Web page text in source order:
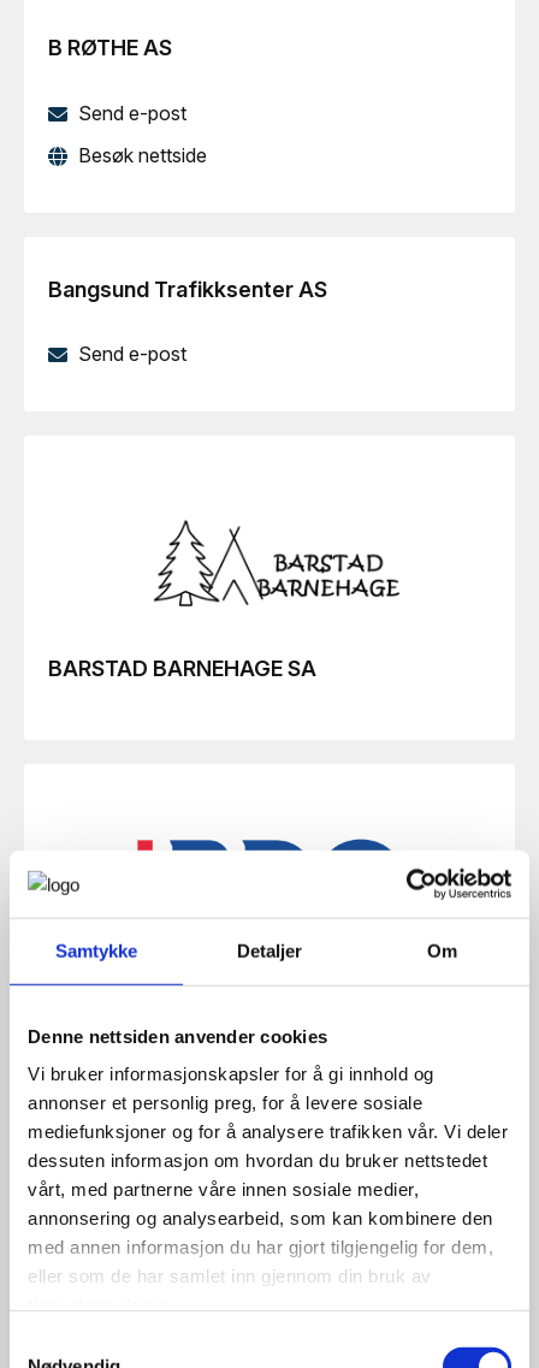
Samtykke Detaljer Om
Denne nettsiden anvender cookies
Vi bruker informasjonskapsler for å gi innhold og
annonser et personlig preg, for å levere sosiale
mediefunksjoner og for å analysere trafikken vår. Vi deler
dessuten informasjon om hvordan du bruker nettstedet
vårt, med partnerne våre innen sosiale medier,
annonsering og analysearbeid, som kan kombinere den
med annen informasjon du har gjort tilgjengelig for dem,
eller som de har samlet inn gjennom din bruk av
B RØTHE AS
Send e-post
Besøk nettside
Bangsund Trafikksenter AS
Send e-post
BARSTAD BARNEHAGE SA
Send e-post
BERNT DAHL BYGGTJENESTER AS
Send e-post